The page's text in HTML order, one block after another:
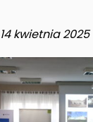
kwietnia 2025